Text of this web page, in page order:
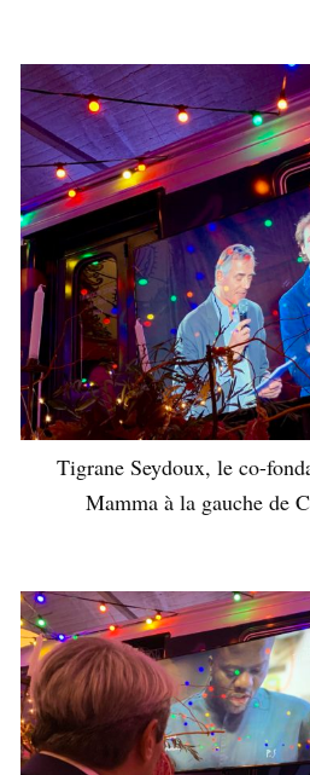
Tigrane Seydoux, le co-
Mamma à la gauche de